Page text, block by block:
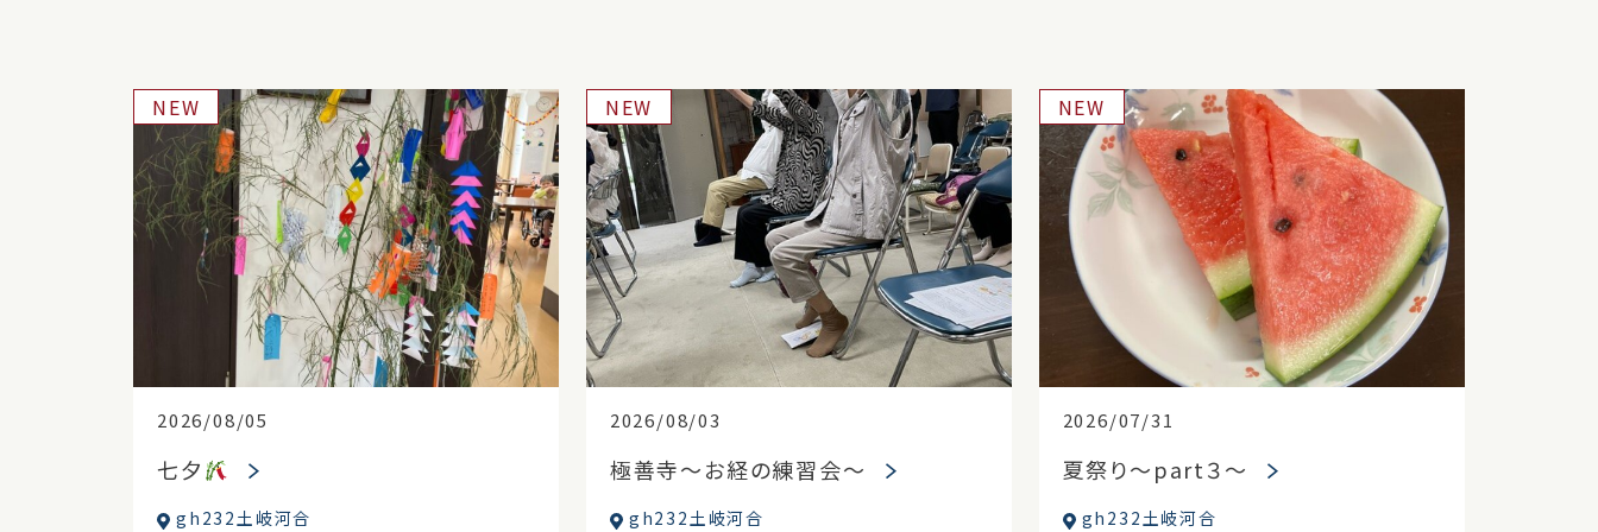
2026/08/05
NEW
七夕
gh232土岐河合
2026/08/03
NEW
極善寺～お経の練習会～
gh232土岐河合
2026/07/31
NEW
夏祭り～part３～
gh232土岐河合